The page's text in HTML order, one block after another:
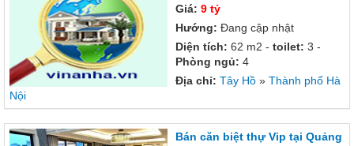
Giá: 9 tỷ
Hướng: Đang cập nhật
Diện tích: 62 m2 - toilet: 3 -
Phòng ngủ: 4
Địa chỉ: Tây Hồ » Thành phố Hà
Nội
Bán căn biệt thự Vip tại Quảng